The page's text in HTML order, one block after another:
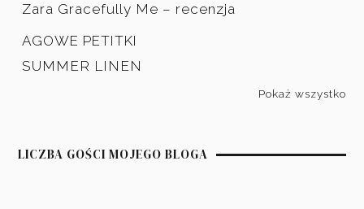
Zara Gracefully Me – recenzja
AGOWE PETITKI
SUMMER LINEN
Pokaż wszystko
LICZBA GOŚCI MOJEGO BLOGA